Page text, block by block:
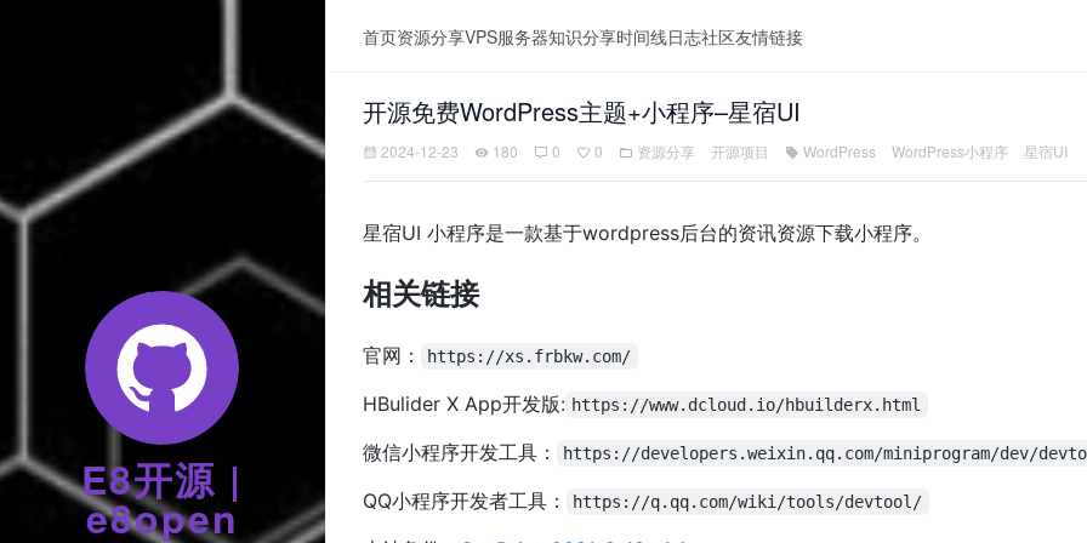
E8开源 |
e8open
首页资源分享VPS服务器知识分享时间线日志社区友情链接
开源免费WordPress主题+小程序–星宿UI
2024-12-23 180 0 0 资源分享 开源项目 WordPress WordPress小程序 星宿UI
星宿UI 小程序是一款基于wordpress后台的资讯资源下载小程序。
相关链接
官网： https://xs.frbkw.com/
HBulider X App开发版: https://www.dcloud.io/hbuilderx.html
微信小程序开发工具： https://developers.weixin.qq.com/miniprogram/dev/
QQ小程序开发者工具： https://q.qq.com/wiki/tools/devtool/